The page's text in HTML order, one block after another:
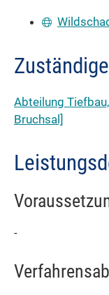
Abteilung
Bruchsal]
-